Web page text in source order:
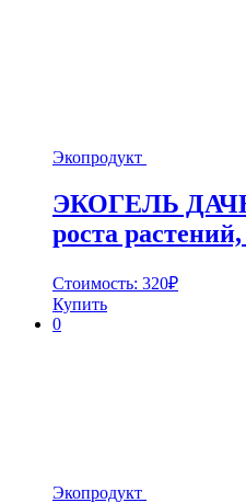
Экопродукт
ЭКОГЕЛЬ
роста
Стоимость: 320₽
Купить
0
Экопродукт